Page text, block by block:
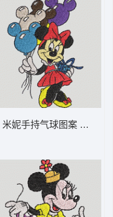
-DST格式
米妮手持气球图案 米妮